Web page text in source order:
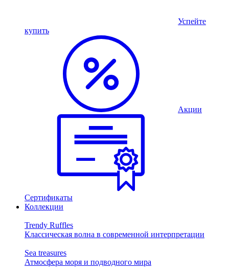
Успейте
купить
Акции
Сертификаты
Коллекции
Trendy Ruffles
Классическая волна в современной интерпретации
Sea treasures
Атмосфера моря и подводного мира